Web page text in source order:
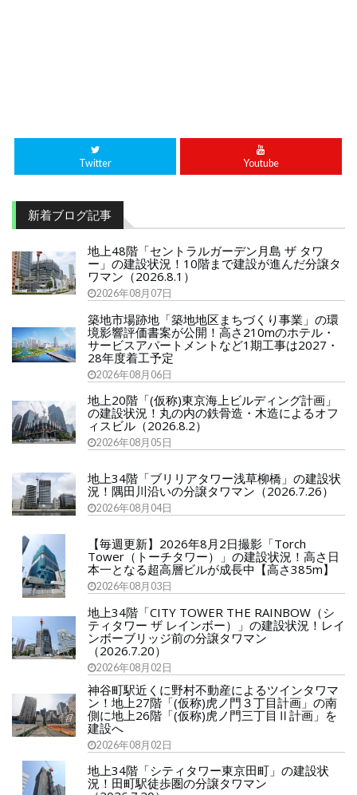
Twitter Youtube
新着ブログ記事
地上48階「セントラルガーデン月島 ザ タワ
ー」の建設状況！10階まで建設が進んだ分譲タ
ワマン（2026.8.1）
2026年08月07日
築地市場跡地「築地地区まちづくり事業」の環
境影響評価書案が公開！高さ210mのホテル・
サービスアパートメントなど1期工事は2027・
28年度着工予定
2026年08月06日
地上20階「(仮称)東京海上ビルディング計画」
の建設状況！丸の内の鉄骨造・木造によるオフ
ィスビル（2026.8.2）
2026年08月05日
地上34階「ブリリアタワー浅草柳橋」の建設状
況！隅田川沿いの分譲タワマン（2026.7.26）
2026年08月04日
【毎週更新】2026年8月2日撮影「Torch
Tower（トーチタワー）」の建設状況！高さ日
本一となる超高層ビルが成長中【高さ385m】
2026年08月03日
地上34階「CITY TOWER THE RAINBOW（シ
ティタワー ザ レインボー）」の建設状況！レイ
ンボーブリッジ前の分譲タワマン
（2026.7.20）
2026年08月02日
神谷町駅近くに野村不動産によるツインタワマ
ン！地上27階「(仮称)虎ノ門３丁目計画」の南
側に地上26階「(仮称)虎ノ門三丁目Ⅱ計画」を
建設へ
2026年08月02日
地上34階「シティタワー東京田町」の建設状
況！田町駅徒歩圏の分譲タワマン